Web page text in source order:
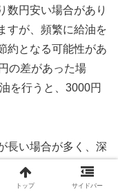
数円安い場合があり
すが、頻繁に給油を
約となる可能性があ
の差があった場
を行うと、3000円
長い場合が多く、深
も利便性の一つで
しい日常生活を送る
トップ サイドバー